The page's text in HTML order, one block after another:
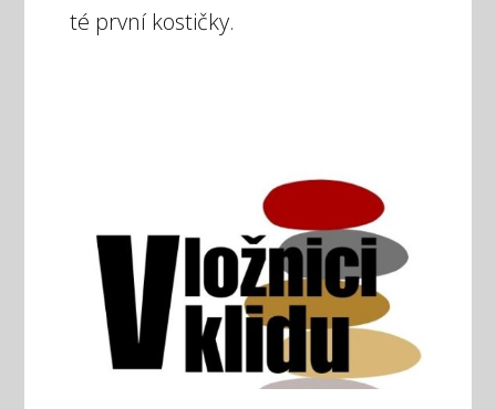
té první kostičky.